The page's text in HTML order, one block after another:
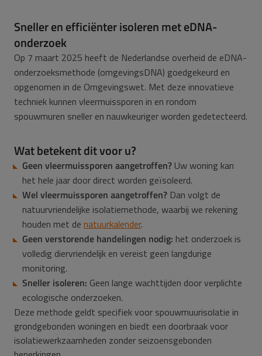
Sneller en efficiënter isoleren met eDNA-
onderzoek
Op 7 maart 2025 heeft de Nederlandse overheid de eDNA-
onderzoeksmethode (omgevingsDNA) goedgekeurd en
opgenomen in de Omgevingswet. Met deze innovatieve
techniek kunnen vleermuissporen in en rondom
spouwmuren sneller en nauwkeuriger worden gedetecteerd.
Wat betekent dit voor u?
Geen vleermuissporen aangetroffen? Uw woning kan
het hele jaar door direct worden geïsoleerd.
Wel vleermuissporen aangetroffen? Dan volgt de
natuurvriendelijke isolatiemethode, waarbij we rekening
houden met de natuurkalender.
Geen verstorende handelingen nodig: het onderzoek is
volledig diervriendelijk en vereist geen langdurige
monitoring.
Sneller isoleren: Geen lange wachttijden door verplichte
ecologische onderzoeken.
Deze methode geldt specifiek voor spouwmuurisolatie in
grondgebonden woningen en biedt een doorbraak voor
isolatiewerkzaamheden zonder seizoensgebonden